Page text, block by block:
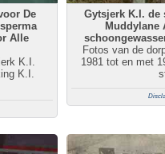
De
Alle
K.I.
K.I.
Gytsjerk K.I. de
Muddylane
Fotos van de
1981 tot en met